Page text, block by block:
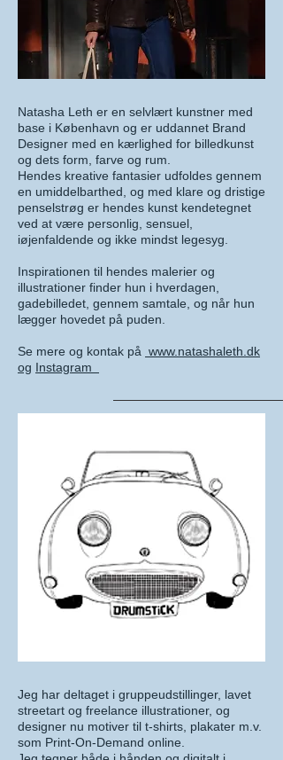
Natasha Leth er en selvlært kunstner med
base i København og er uddannet Brand
Designer med en kærlighed for billedkunst
og dets form, farve og rum.
Hendes kreative fantasier udfoldes gennem
en umiddelbarthed, og med klare og dristige
penselstrøg er hendes kunst kendetegnet
ved at være personlig, sensuel,
iøjenfaldende og ikke mindst legesyg.
Inspirationen til hendes malerier og
illustrationer finder hun i hverdagen,
gadebilledet, gennem samtale, og når hun
lægger hovedet på puden.
Se mere og kontak på www.natashaleth.dk
og Instagram
Jeg har deltaget i gruppeudstillinger, lavet
streetart og freelance illustrationer, og
designer nu motiver til t-shirts, plakater m.v.
som Print-On-Demand online.